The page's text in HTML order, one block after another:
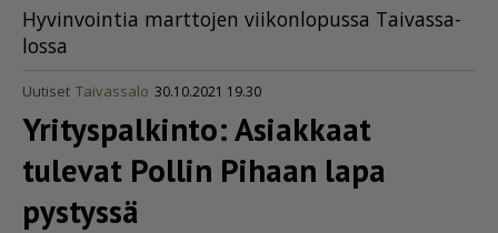
Hy­vin­voin­tia mart­to­jen vii­kon­lo­pus­sa Tai­vas­sa­
los­sa
Uutiset Taivassalo 30.10.2021 19.30
Yrityspalkinto: Asiakkaat
tulevat Pollin Pihaan lapa
pystyssä